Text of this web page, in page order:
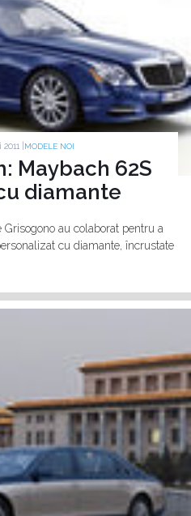
| MODELE NOI
Maybach 62S
diamante
au colaborat pentru a
cu diamante, încrustate